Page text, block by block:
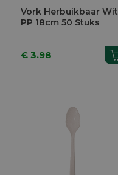
Vork Herbuikbaar Wit
PP 18cm 50 Stuks
€ 3.98